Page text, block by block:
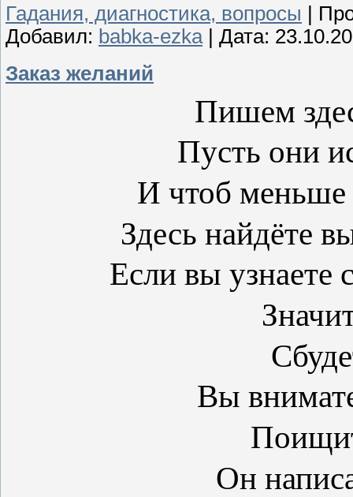
Гадания, диагностика, вопросы
Добавил: babka-ezka| Дата:
Заказ желаний
Пишем
Пусть они
И чтоб меньше
Здесь найдёте
Если вы узнаете
Вы
Он